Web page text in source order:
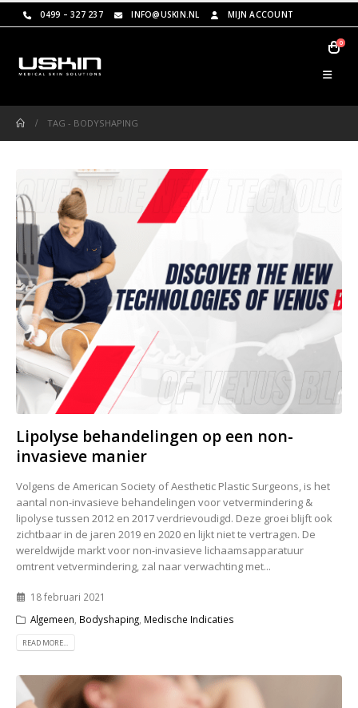
0499 – 327 237 INFO@USKIN.NL MIJN ACCOUNT
0
TAG - BODYSHAPING
Lipolyse behandelingen op een non-
invasieve manier
Volgens de American Society of Aesthetic Plastic Surgeons, is het
aantal non-invasieve behandelingen voor vetvermindering &
lipolyse tussen 2012 en 2017 verdrievoudigd. Deze groei blijft ook
zichtbaar in de jaren 2019 en 2020 en lijkt niet te vertragen. De
wereldwijde markt voor non-invasieve lichaamsapparatuur
omtrent vetvermindering, zal naar verwachting met...
18 februari 2021
Algemeen, Bodyshaping, Medische Indicaties
READ MORE...